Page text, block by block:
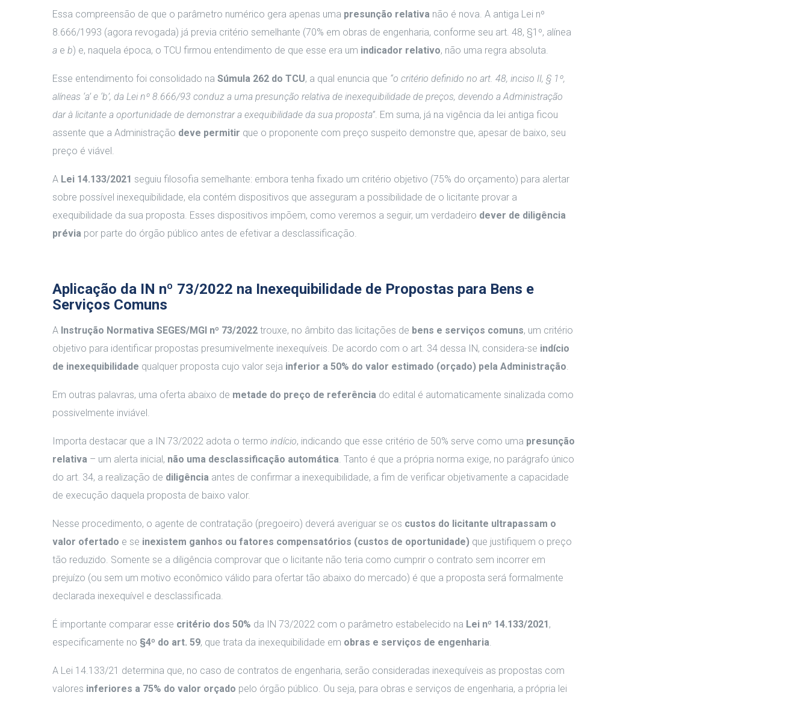
Essa compreensão de que o parâmetro numérico gera apenas uma presunção relativa não é nova. A antiga Lei nº
8.666/1993 (agora revogada) já previa critério semelhante (70% em obras de engenharia, conforme seu art. 48, §1º, alínea
a e b) e, naquela época, o TCU firmou entendimento de que esse era um indicador relativo, não uma regra absoluta.
Esse entendimento foi consolidado na Súmula 262 do TCU, a qual enuncia que “o critério definido no art. 48, inciso II, § 1º,
alíneas ‘a’ e ‘b’, da Lei nº 8.666/93 conduz a uma presunção relativa de inexequibilidade de preços, devendo a Administração
dar à licitante a oportunidade de demonstrar a exequibilidade da sua proposta”. Em suma, já na vigência da lei antiga ficou
assente que a Administração deve permitir que o proponente com preço suspeito demonstre que, apesar de baixo, seu
preço é viável.
A Lei 14.133/2021 seguiu filosofia semelhante: embora tenha fixado um critério objetivo (75% do orçamento) para alertar
sobre possível inexequibilidade, ela contém dispositivos que asseguram a possibilidade de o licitante provar a
exequibilidade da sua proposta. Esses dispositivos impõem, como veremos a seguir, um verdadeiro dever de diligência
prévia por parte do órgão público antes de efetivar a desclassificação.
Aplicação da IN nº 73/2022 na Inexequibilidade de Propostas para Bens e
Serviços Comuns
A Instrução Normativa SEGES/MGI nº 73/2022 trouxe, no âmbito das licitações de bens e serviços comuns, um critério
objetivo para identificar propostas presumivelmente inexequíveis. De acordo com o art. 34 dessa IN, considera-se indício
de inexequibilidade qualquer proposta cujo valor seja inferior a 50% do valor estimado (orçado) pela Administração.
Em outras palavras, uma oferta abaixo de metade do preço de referência do edital é automaticamente sinalizada como
possivelmente inviável.
Importa destacar que a IN 73/2022 adota o termo indício, indicando que esse critério de 50% serve como uma presunção
relativa – um alerta inicial, não uma desclassificação automática. Tanto é que a própria norma exige, no parágrafo único
do art. 34, a realização de diligência antes de confirmar a inexequibilidade, a fim de verificar objetivamente a capacidade
de execução daquela proposta de baixo valor.
Nesse procedimento, o agente de contratação (pregoeiro) deverá averiguar se os custos do licitante ultrapassam o
valor ofertado e se inexistem ganhos ou fatores compensatórios (custos de oportunidade) que justifiquem o preço
tão reduzido. Somente se a diligência comprovar que o licitante não teria como cumprir o contrato sem incorrer em
prejuízo (ou sem um motivo econômico válido para ofertar tão abaixo do mercado) é que a proposta será formalmente
declarada inexequível e desclassificada.
É importante comparar esse critério dos 50% da IN 73/2022 com o parâmetro estabelecido na Lei nº 14.133/2021,
especificamente no §4º do art. 59, que trata da inexequibilidade em obras e serviços de engenharia.
A Lei 14.133/21 determina que, no caso de contratos de engenharia, serão consideradas inexequíveis as propostas com
valores inferiores a 75% do valor orçado pelo órgão público. Ou seja, para obras e serviços de engenharia, a própria lei